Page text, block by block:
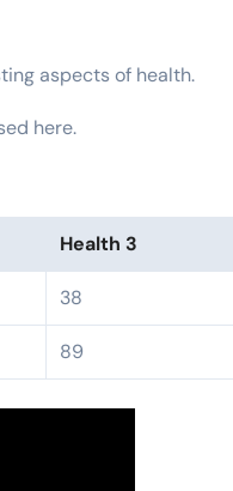
aspects of health.
here.
Health 3
38
89